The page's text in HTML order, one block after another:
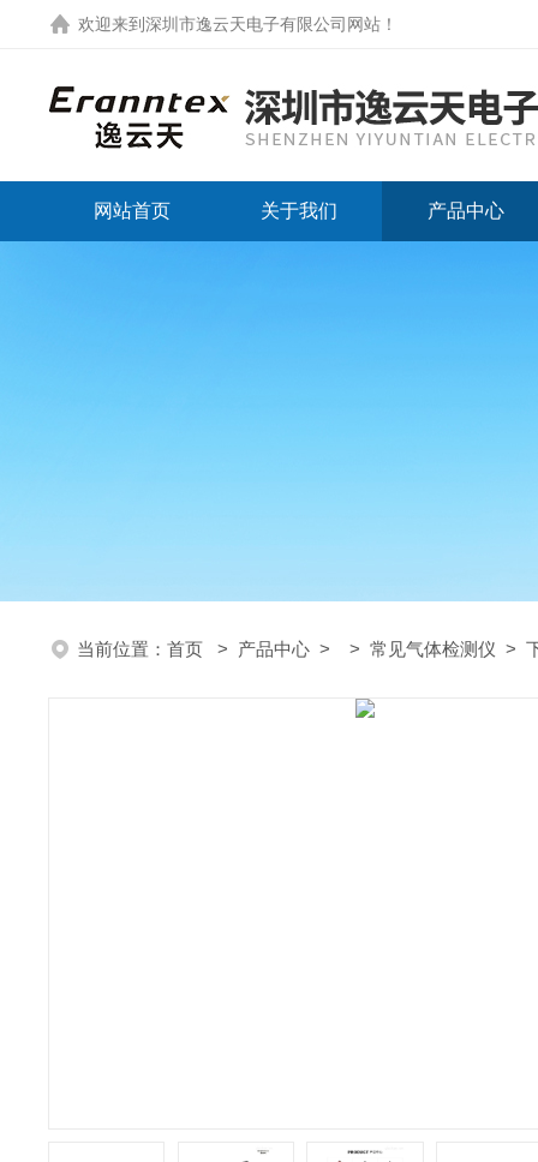
欢迎来到 深圳市逸云天电子有限公司网站 ！
网站首页 关于我们 产品中心
当前位置： 首页 > 产品中心 > > 常见气体检测仪 >